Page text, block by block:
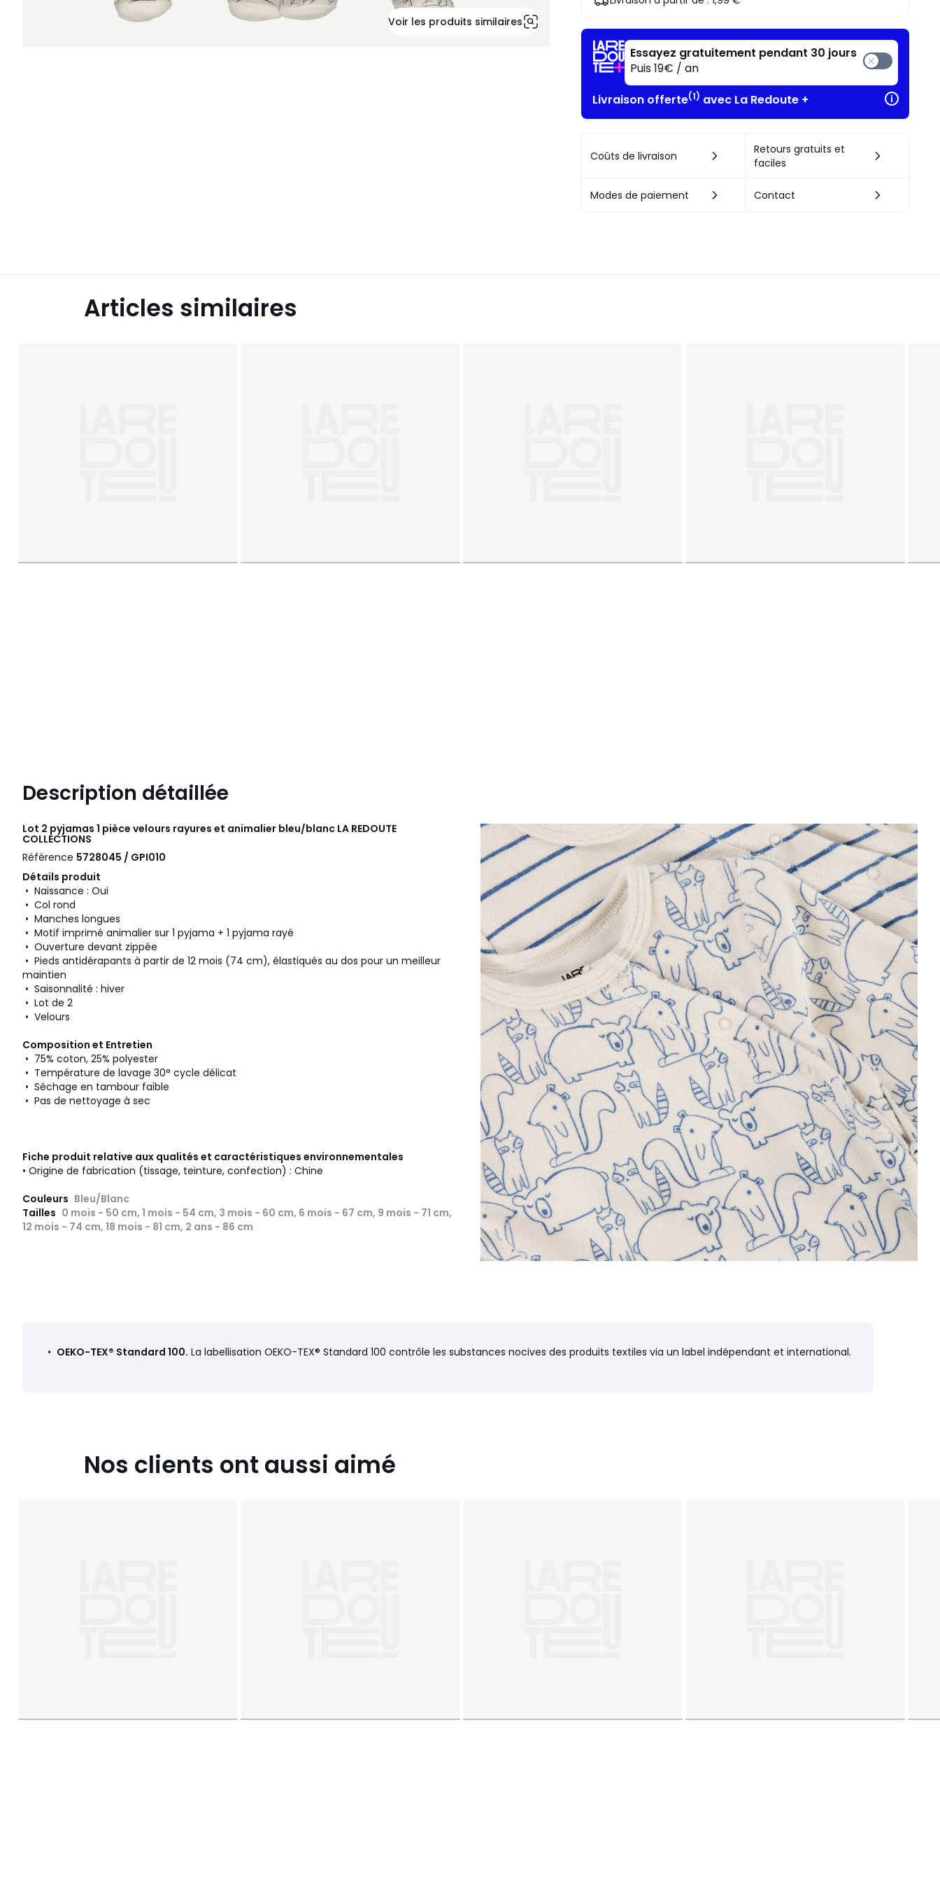
Voir les produits similaires
Essayez gratuitement pendant 30 jours
Puis 19€ / an
Livraison offerte(1) avec La Redoute +
Coûts de livraison
Retours gratuits et
faciles
Modes de paiement Contact
Articles similaires
Description détaillée
Lot 2 pyjamas 1 pièce velours rayures et animalier bleu/blanc LA REDOUTE
COLLECTIONS
Référence 5728045 / GPI010
Détails produit
• Naissance : Oui
• Col rond
• Manches longues
• Motif imprimé animalier sur 1 pyjama + 1 pyjama rayé
• Ouverture devant zippée
• Pieds antidérapants à partir de 12 mois (74 cm), élastiqués au dos pour un meilleur
maintien
• Saisonnalité : hiver
• Lot de 2
• Velours
Composition et Entretien
• 75% coton, 25% polyester
• Température de lavage 30° cycle délicat
• Séchage en tambour faible
• Pas de nettoyage à sec
Fiche produit relative aux qualités et caractéristiques environnementales
• Origine de fabrication (tissage, teinture, confection) : Chine
Couleurs Bleu/Blanc
Tailles 0 mois - 50 cm, 1 mois - 54 cm, 3 mois - 60 cm, 6 mois - 67 cm, 9 mois - 71 cm,
12 mois - 74 cm, 18 mois - 81 cm, 2 ans - 86 cm
• OEKO-TEX® Standard 100. La labellisation OEKO-TEX® Standard 100 contrôle les substances nocives des produits textiles via un label indépendant et international.
Nos clients ont aussi aimé